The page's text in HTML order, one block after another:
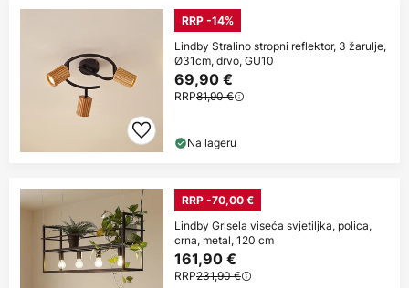
RRP -14%
Lindby Stralino stropni reflektor, 3 žarulje,
Ø31cm, drvo, GU10
69,90 €
RRP81,90 €
Na lageru
RRP -70,00 €
Lindby Grisela viseća svjetiljka, polica,
crna, metal, 120 cm
161,90 €
RRP231,90 €